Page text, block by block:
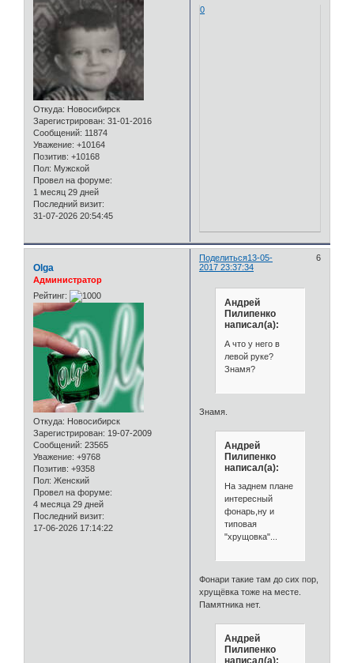
Откуда: Новосибирск
Зарегистрирован: 31-01-2016
Сообщений: 11874
Уважение: +10164
Позитив: +10168
Пол: Мужской
Провел на форуме:
1 месяц 29 дней
Последний визит:
31-07-2026 20:54:45
0
Поделиться 6
13-05-
2017 23:37:34
Olga
Администратор
Рейтинг:
Откуда: Новосибирск
Зарегистрирован: 19-07-2009
Сообщений: 23565
Уважение: +9768
Позитив: +9358
Пол: Женский
Провел на форуме:
4 месяца 29 дней
Последний визит:
17-06-2026 17:14:22
Андрей
Пилипенко
написал(а):
А что у него в
левой руке?
Знамя?
Знамя.
Андрей
Пилипенко
написал(а):
На заднем плане
интересный
фонарь,ну и
типовая
"хрущовка"...
Фонари такие там до сих пор,
хрущёвка тоже на месте.
Памятника нет.
Андрей
Пилипенко
написал(а):